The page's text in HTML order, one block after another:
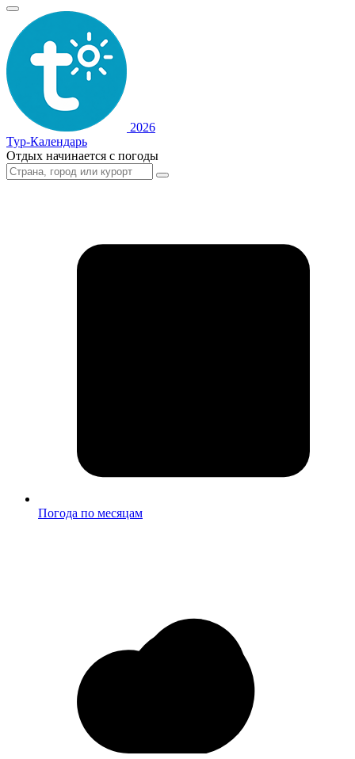
2026
Тур-Календарь
Отдых начинается с погоды
Погода по месяцам